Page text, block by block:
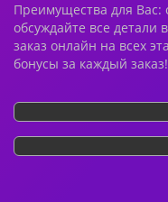
Преимущества для Вас:
обсуждайте все детали
заказ онлайн на всех
бонусы за каждый заказ!